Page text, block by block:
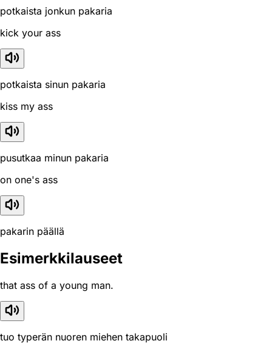
potkaista jonkun pakaria
kick your ass
potkaista sinun pakaria
kiss my ass
pusutkaa minun pakaria
on one's ass
pakarin päällä
Esimerkkilauseet
that ass of a young man.
tuo typerän nuoren miehen takapuoli